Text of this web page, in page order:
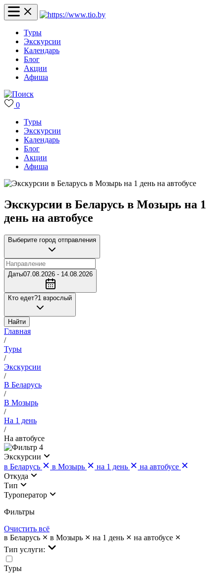
Туры
Экскурсии
Календарь
Блог
Акции
Афиша
0
Туры
Экскурсии
Календарь
Блог
Акции
Афиша
Экскурсии в Беларусь в Мозырь на 1
день на автобусе
Выберите город отправления
Даты07.08.2026 - 14.08.2026
Кто едет?1 взрослый
Найти
Главная
/
Туры
/
Экскурсии
/
В Беларусь
/
В Мозырь
/
На 1 день
/
На автобусе
4
Экскурсии
в Беларусь
в Мозырь на 1 день
на автобусе
Откуда
Тип
Туроператор
Фильтры
Очистить всё
в Беларусь
в Мозырь на 1 день
на автобусе
Тип услуги:
Туры